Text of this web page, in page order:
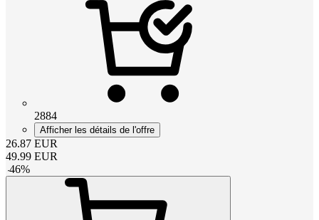
2884
Afficher les détails de l'offre
26.87 EUR
49.99 EUR
-46%